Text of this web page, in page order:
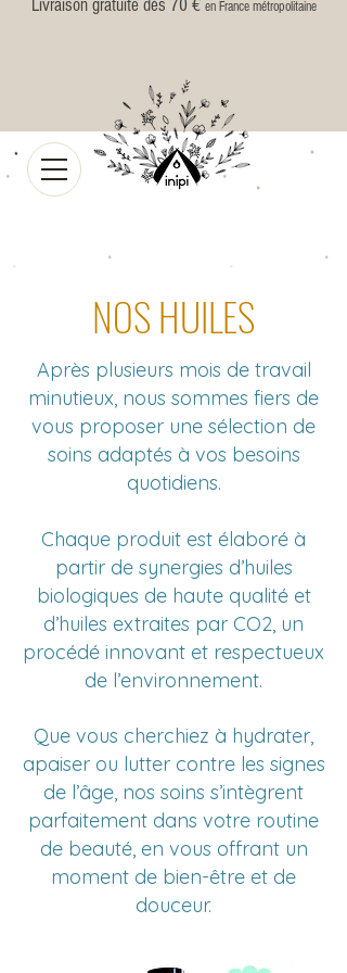
Livraison gratuite dès 70 € en France métropolitaine
NOS HUILES
Après plusieurs mois de travail
minutieux, nous sommes fiers de
vous proposer une sélection de
soins adaptés à vos besoins
quotidiens.
Chaque produit est élaboré à
partir de synergies d’huiles
biologiques de haute qualité et
d’huiles extraites par CO2, un
procédé innovant et respectueux
de l’environnement.
Que vous cherchiez à hydrater,
apaiser ou lutter contre les signes
de l’âge, nos soins s’intègrent
parfaitement dans votre routine
de beauté, en vous offrant un
moment de bien-être et de
douceur.